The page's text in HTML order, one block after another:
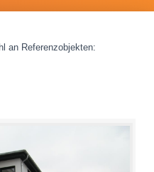
an Referenzobjekten: